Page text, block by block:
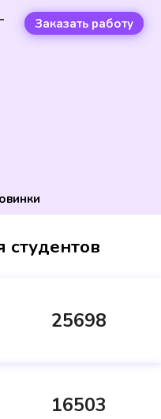
Заказать работу
студентов
25698
16503